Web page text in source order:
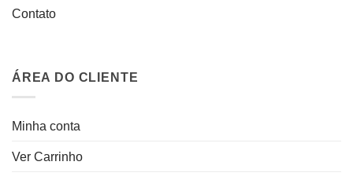
Contato
ÁREA DO CLIENTE
Minha conta
Ver Carrinho